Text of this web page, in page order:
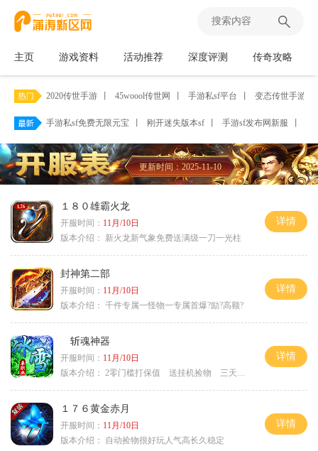
主页 游戏资料 活动推荐 深度评测 传奇攻略
2020传世手游 45woool传世网 手游私sf平台 变态传世手游带
手游私sf免费无限元宝 刚开迷失版本sf 手游sf发布网新服
更新时间：2025-11-10
１８０雄霸火龙
开服时间： 11月/10日
版本介绍：
新火龙新气象免费送满级一刀一光柱
详情
封神第二部
开服时间： 11月/10日
版本介绍： 千件专属一怪物一专属首爆?励?高额?
详情
斩魂神器
开服时间： 11月/10日
版本介绍： 2零门槛打保值 送挂机捡物 三天合区
详情
１７６黄金赤月
开服时间： 11月/10日
版本介绍：
自动捡物很好玩人气高长久稳定
详情